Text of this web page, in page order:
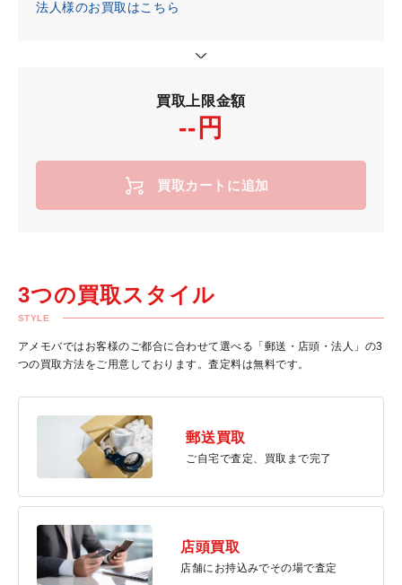
法人様のお買取はこちら
買取上限金額
--円
買取カートに追加
3つの買取スタイル
STYLE
アメモバではお客様のご都合に合わせて選べる「郵送・店頭・法人」の3
つの買取方法をご用意しております。査定料は無料です。
郵送買取
ご自宅で査定、買取まで完了
店頭買取
店舗にお持込みでその場で査定